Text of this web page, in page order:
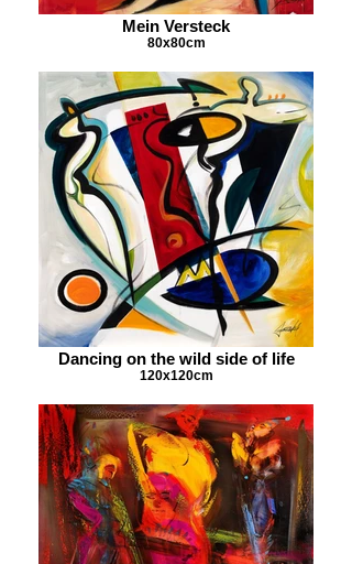
Mein Versteck
80x80cm
Dancing on the wild side of life
120x120cm